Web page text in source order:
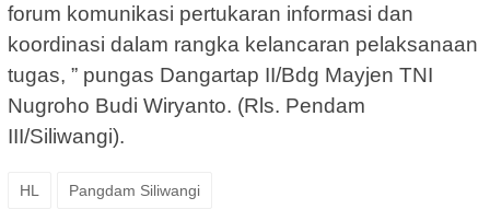
forum komunikasi pertukaran informasi dan
koordinasi dalam rangka kelancaran pelaksanaan
tugas, ” pungas Dangartap II/Bdg Mayjen TNI
Nugroho Budi Wiryanto. (Rls. Pendam
III/Siliwangi).
HL Pangdam Siliwangi